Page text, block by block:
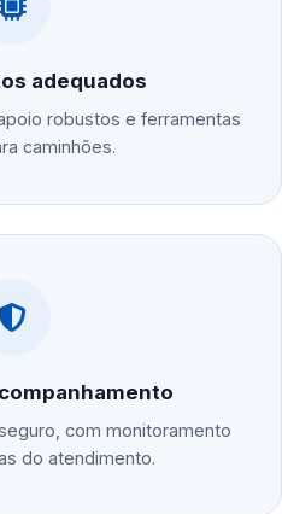
adequados
robustos e ferramentas
caminhões.
com monitoramento
do atendimento.